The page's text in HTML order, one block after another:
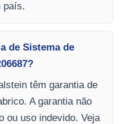
país.
de Sistema de
têm garantia de
A garantia não
ou uso indevido. Veja